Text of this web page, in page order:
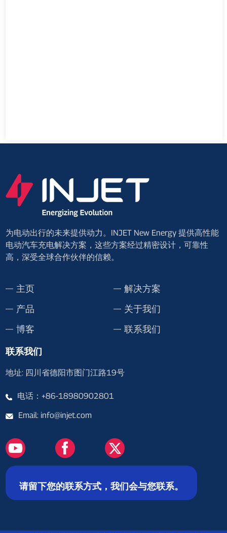
为电动出行的未来提供动力。INJET New Energy 提供高性能
电动汽车充电解决方案，这些方案经过精密设计，可靠性
高，深受全球合作伙伴的信赖。
主页
解决方案
产品
关于我们
博客
联系我们
联系我们
地址: 四川省德阳市图门江路19号
电话：+86-18980902801
Email: info@injet.com
请留下您的联系方式，我们会与您联系。